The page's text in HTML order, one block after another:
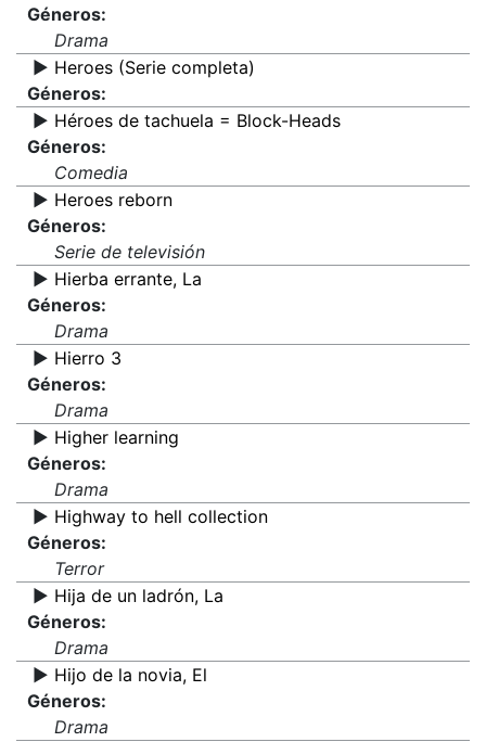
Géneros:
Drama
▶️ Heroes (Serie completa)
Géneros:
▶️ Héroes de tachuela = Block-Heads
Géneros:
Comedia
▶️ Heroes reborn
Géneros:
Serie de televisión
▶️ Hierba errante, La
Géneros:
Drama
▶️ Hierro 3
Géneros:
Drama
▶️ Higher learning
Géneros:
Drama
▶️ Highway to hell collection
Géneros:
Terror
▶️ Hija de un ladrón, La
Géneros:
Drama
▶️ Hijo de la novia, El
Géneros:
Drama